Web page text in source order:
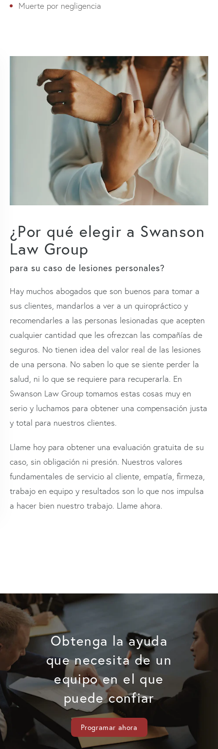
Muerte por negligencia
¿Por qué elegir a Swanson
Law Group
para su caso de lesiones personales?
Hay muchos abogados que son buenos para tomar a
sus clientes, mandarlos a ver a un quiropráctico y
recomendarles a las personas lesionadas que acepten
cualquier cantidad que les ofrezcan las compañías de
seguros. No tienen idea del valor real de las lesiones
de una persona. No saben lo que se siente perder la
salud, ni lo que se requiere para recuperarla. En
Swanson Law Group tomamos estas cosas muy en
serio y luchamos para obtener una compensación justa
y total para nuestros clientes.
Llame hoy para obtener una evaluación gratuita de su
caso, sin obligación ni presión. Nuestros valores
fundamentales de servicio al cliente, empatía, firmeza,
trabajo en equipo y resultados son lo que nos impulsa
a hacer bien nuestro trabajo. Llame ahora.
Obtenga la ayuda
que necesita de un
equipo en el que
puede confiar
Programar ahora